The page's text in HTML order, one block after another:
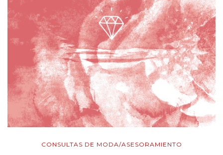
CONSULTAS DE MODA/ASESORAMIENTO